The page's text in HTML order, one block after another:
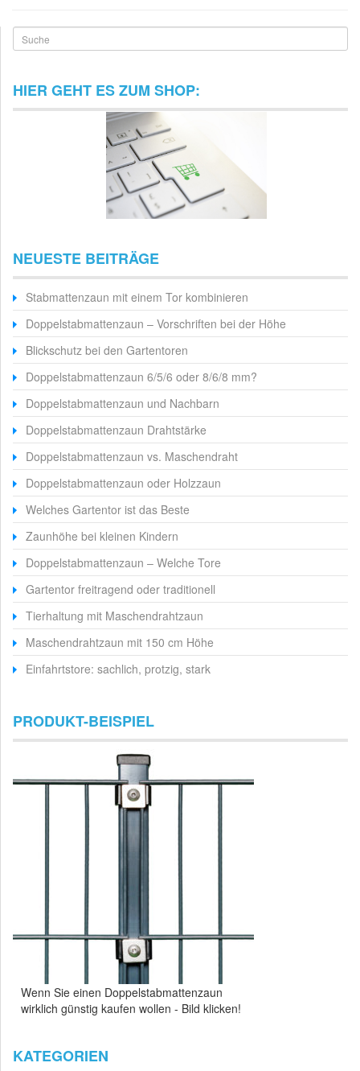
Suche
HIER GEHT ES ZUM SHOP:
NEUESTE BEITRÄGE
Stabmattenzaun mit einem Tor kombinieren
Doppelstabmattenzaun – Vorschriften bei der Höhe
Blickschutz bei den Gartentoren
Doppelstabmattenzaun 6/5/6 oder 8/6/8 mm?
Doppelstabmattenzaun und Nachbarn
Doppelstabmattenzaun Drahtstärke
Doppelstabmattenzaun vs. Maschendraht
Doppelstabmattenzaun oder Holzzaun
Welches Gartentor ist das Beste
Zaunhöhe bei kleinen Kindern
Doppelstabmattenzaun – Welche Tore
Gartentor freitragend oder traditionell
Tierhaltung mit Maschendrahtzaun
Maschendrahtzaun mit 150 cm Höhe
Einfahrtstore: sachlich, protzig, stark
PRODUKT-BEISPIEL
Wenn Sie einen Doppelstabmattenzaun
wirklich günstig kaufen wollen - Bild klicken!
KATEGORIEN